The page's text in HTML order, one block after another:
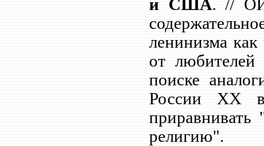
и США. //
ленинизма как
от любителей
поиске
России XX
религию".